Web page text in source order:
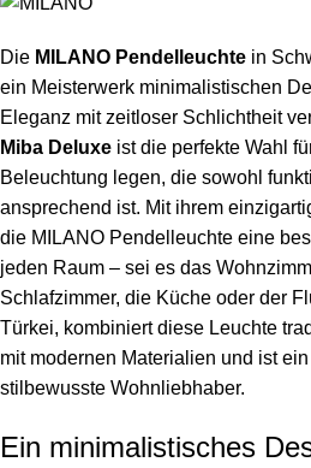
Die MILANO Pendelleuchte in
ein Meisterwerk minimalistischen
Eleganz mit zeitloser Schlichtheit
Miba Deluxe ist die perfekte Wahl
Beleuchtung legen, die sowohl
ansprechend ist. Mit ihrem
die MILANO Pendelleuchte eine
jeden Raum – sei es das
Schlafzimmer, die Küche oder der
Türkei, kombiniert diese Leuchte
mit modernen Materialien und ist
stilbewusste Wohnliebhaber.
Ein minimalistisches